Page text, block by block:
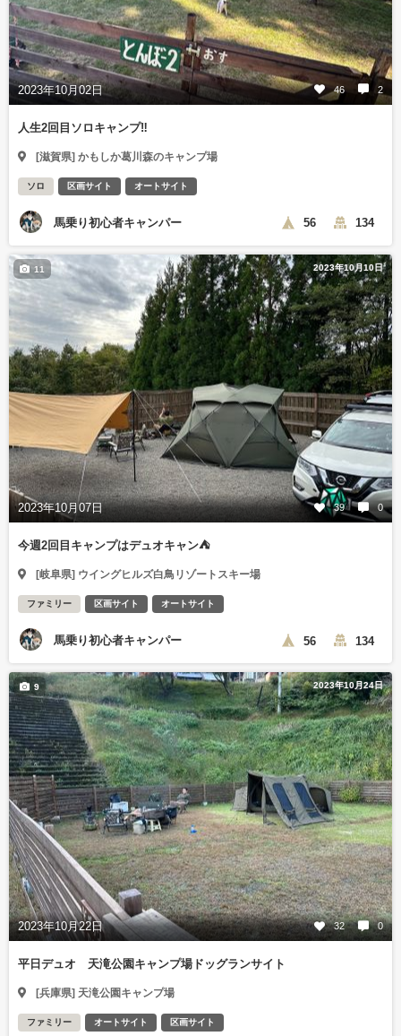
2023年10月02日 46 2
人生2回目ソロキャンプ‼️
[滋賀県] かもしか葛川森のキャンプ場
ソロ 区画サイト オートサイト
馬乗り初心者キャンパー 56 134
2023年10月10日
2023年10月07日 39 0
11
今週2回目キャンプはデュオキャン⛺️
[岐阜県] ウイングヒルズ白鳥リゾートスキー場
ファミリー 区画サイト オートサイト
馬乗り初心者キャンパー 56 134
2023年10月24日
2023年10月22日 32 0
9
平日デュオ 天滝公園キャンプ場ドッグランサイト
[兵庫県] 天滝公園キャンプ場
ファミリー オートサイト 区画サイト